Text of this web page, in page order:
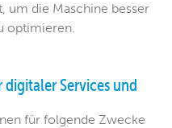
um die Maschine besser
optimieren.
digitaler Services und
für folgende Zwecke